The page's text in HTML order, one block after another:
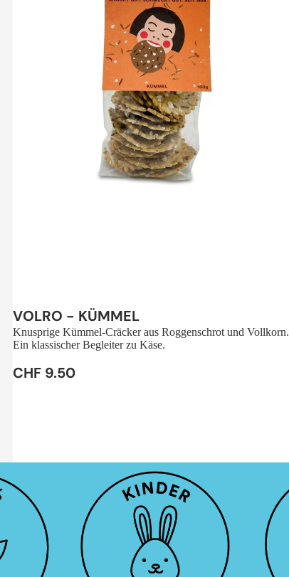
VOLRO - KÜMMEL
Knusprige Kümmel-Cräcker aus Roggenschrot und Vollkorn.
Ein klassischer Begleiter zu Käse.
CHF 9.50